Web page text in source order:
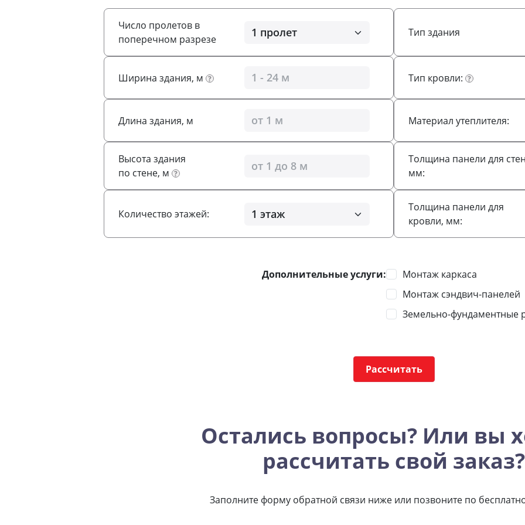
Число пролетов в
поперечном разрезе
Тип здания
Ширина здания, м ? Тип кровли: ?
Длина здания, м Материал утеплителя:
Высота здания
по стене, м ?
Толщина панели для
мм:
Количество этажей:
Толщина панели для
кровли, мм:
Дополнительные услуги:
Монтаж каркаса
Монтаж сэндвич-панелей
Земельно-фундаментные
Рассчитать
Остались вопросы? Или вы
рассчитать свой заказ?
Заполните форму обратной связи ниже или позвоните по